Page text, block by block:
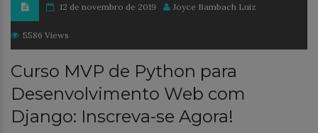
12 de novembro de 2019 Joyce Bambach Luiz
5586 Views
Curso MVP de Python para
Desenvolvimento Web com
Django: Inscreva-se Agora!